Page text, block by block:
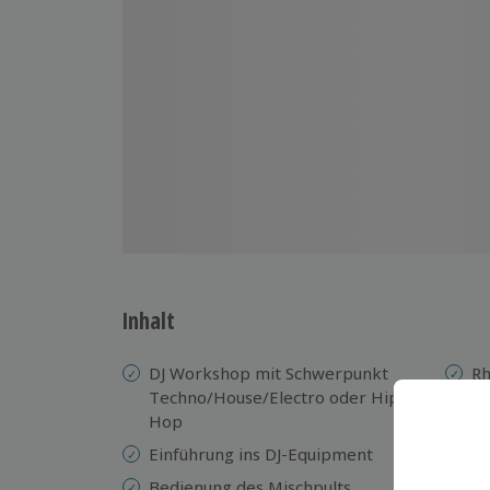
Inhalt
DJ Workshop mit Schwerpunkt
Techno/House/Electro oder Hip-
Hop
Einführung ins DJ-Equipment